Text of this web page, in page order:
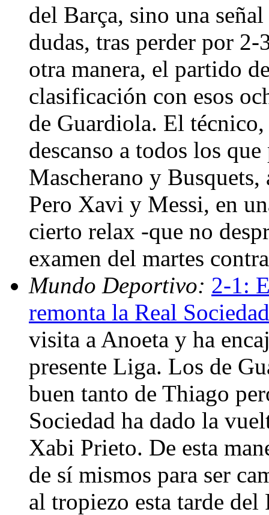
del Barça, sino una
dudas, tras perder por
otra manera, el partido
clasificación con esos
de Guardiola. El
descanso a todos los
Mascherano y
Pero Xavi y Messi, en
cierto relax -que no
examen del martes
Mundo Deportivo: 2-1:
remonta la Real Sociedad
visita a Anoeta y ha
presente Liga. Los de
buen tanto de Thiago
Sociedad ha dado la
Xabi Prieto. De esta
de sí mismos para ser
al tropiezo esta tarde